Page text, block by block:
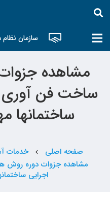
سازمان
مشاهده
ساخت فن آوری
ساختمانها
صفحه اصلی chevron_left خدمات
مشاهده جزوات دوره روش
اجرایی